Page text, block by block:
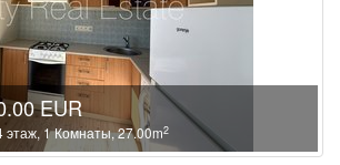
EUR
1 Комнаты, 27.00m2